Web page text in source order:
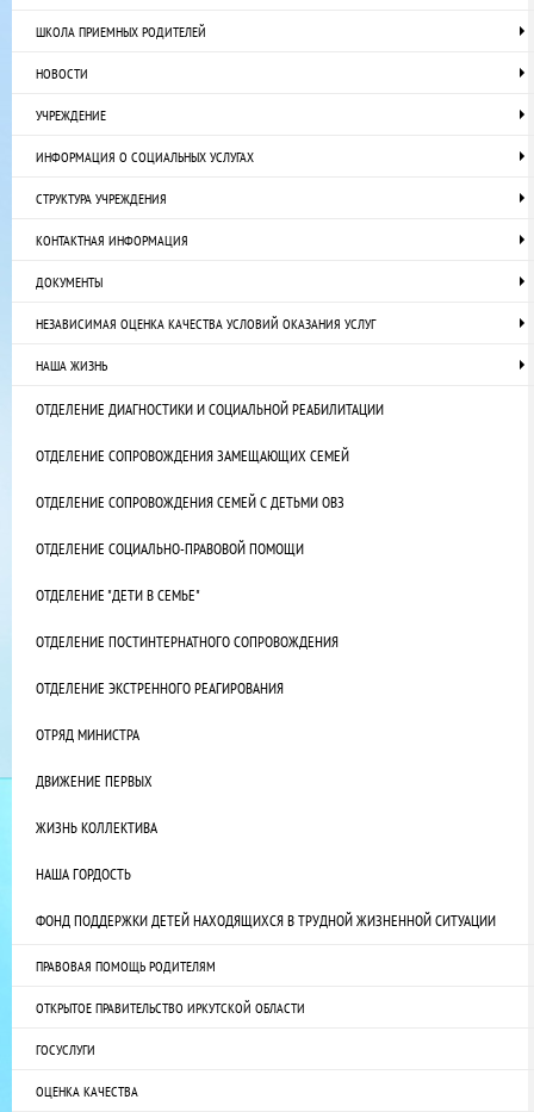
ШКОЛА ПРИЕМНЫХ РОДИТЕЛЕЙ
НОВОСТИ
УЧРЕЖДЕНИЕ
ИНФОРМАЦИЯ О СОЦИАЛЬНЫХ УСЛУГАХ
СТРУКТУРА УЧРЕЖДЕНИЯ
КОНТАКТНАЯ ИНФОРМАЦИЯ
ДОКУМЕНТЫ
НЕЗАВИСИМАЯ ОЦЕНКА КАЧЕСТВА УСЛОВИЙ ОКАЗАНИЯ УСЛУГ
НАША ЖИЗНЬ
ОТДЕЛЕНИЕ ДИАГНОСТИКИ И СОЦИАЛЬНОЙ РЕАБИЛИТАЦИИ
ОТДЕЛЕНИЕ СОПРОВОЖДЕНИЯ ЗАМЕЩАЮЩИХ СЕМЕЙ
ОТДЕЛЕНИЕ СОПРОВОЖДЕНИЯ СЕМЕЙ С ДЕТЬМИ ОВЗ
ОТДЕЛЕНИЕ СОЦИАЛЬНО-ПРАВОВОЙ ПОМОЩИ
ОТДЕЛЕНИЕ "ДЕТИ В СЕМЬЕ"
ОТДЕЛЕНИЕ ПОСТИНТЕРНАТНОГО СОПРОВОЖДЕНИЯ
ОТДЕЛЕНИЕ ЭКСТРЕННОГО РЕАГИРОВАНИЯ
ОТРЯД МИНИСТРА
ДВИЖЕНИЕ ПЕРВЫХ
ЖИЗНЬ КОЛЛЕКТИВА
НАША ГОРДОСТЬ
ФОНД ПОДДЕРЖКИ ДЕТЕЙ НАХОДЯЩИХСЯ В ТРУДНОЙ ЖИЗНЕННОЙ СИТУАЦИИ
ПРАВОВАЯ ПОМОЩЬ РОДИТЕЛЯМ
ОТКРЫТОЕ ПРАВИТЕЛЬСТВО ИРКУТСКОЙ ОБЛАСТИ
ГОСУСЛУГИ
ОЦЕНКА КАЧЕСТВА